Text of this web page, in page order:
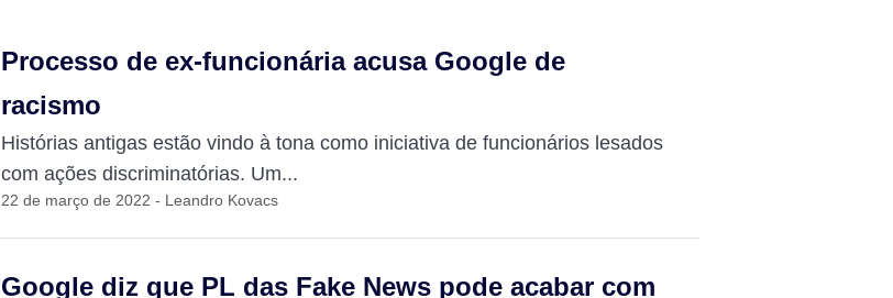
Processo de ex-funcionária acusa Google de
racismo
Histórias antigas estão vindo à tona como iniciativa de funcionários lesados
com ações discriminatórias. Um...
22 de março de 2022 - Leandro Kovacs
Google diz que PL das Fake News pode acabar com